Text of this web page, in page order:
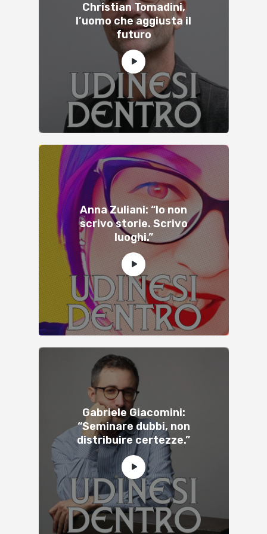
Christian Tomadini,
l’uomo che aggiusta il
futuro
Anna Zuliani: “Io non
scrivo storie. Scrivo
luoghi.”
Gabriele Giacomini:
“Seminare dubbi, non
distribuire certezze.”